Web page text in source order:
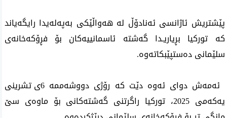
پێشتریش ئاژانسی‌ ئه‌نادۆڵ له‌ هه‌واڵێكی‌ به‌په‌له‌یدا رایگه‌یاند
كه‌ توركیا بڕیاریـدا گه‌شته‌ ئاسمانییه‌كان بۆ فڕۆكه‌خانه‌ی
سلێمانی ده‌ستپێبكاته‌وه‌.
ئه‌مه‌ش دوای‌ ئه‌وه‌ دێت كه‌ رۆژی دووشه‌ممه‌ 6ی تشرینی
یه‌كه‌می 2025، توركیا راگرتنی گه‌شته‌كانی بۆ ماوه‌ی‌ سێ‌